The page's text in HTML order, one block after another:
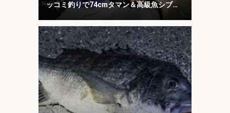
ッコミ釣りで74cmタマン＆高級魚シブダ